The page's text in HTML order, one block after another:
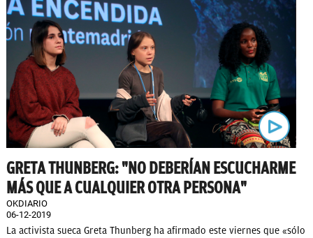
GRETA THUNBERG: "NO DEBERÍAN ESCUCHARME
MÁS QUE A CUALQUIER OTRA PERSONA"
OKDIARIO
06-12-2019
La activista sueca Greta Thunberg ha afirmado este viernes que «sólo